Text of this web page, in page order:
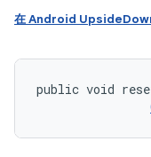
在 Android
public void